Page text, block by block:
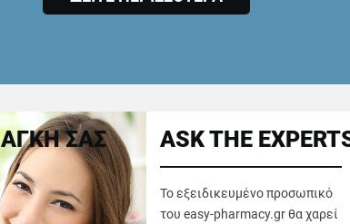
ΣΑΣ ASK THE
Το εξειδικευμένο προσωπικό
του easy-pharmacy.gr θα χαρεί